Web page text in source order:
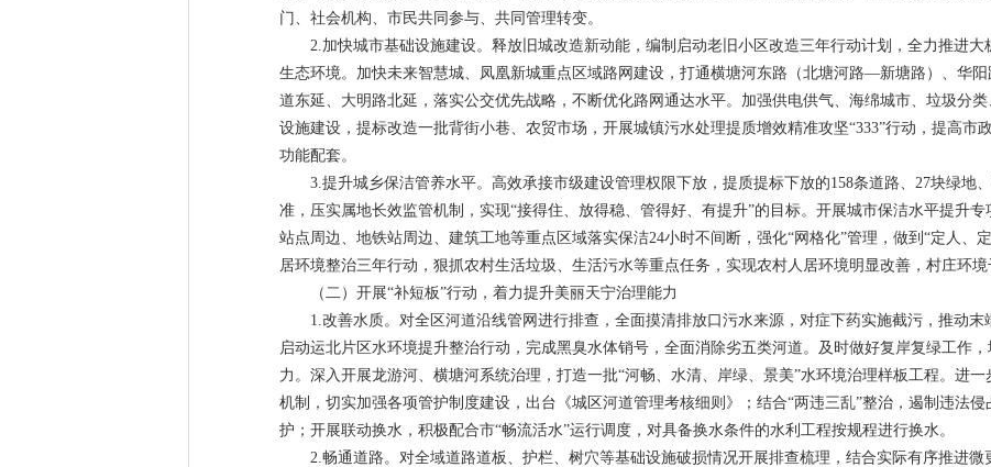
门、社会机构、市民共同参与、共同管理转变。
2.加快城市基础设施建设。释放旧城改造新动能，编制启动老旧小区改造三年行动计划，全力推进
生态环境。加快未来智慧城、凤凰新城重点区域路网建设，打通横塘河东路（北塘河路—新塘路）、华
道东延、大明路北延，落实公交优先战略，不断优化路网通达水平。加强供电供气、海绵城市、垃圾分
设施建设，提标改造一批背街小巷、农贸市场，开展城镇污水处理提质增效精准攻坚“333”行动，提高市
功能配套。
3.提升城乡保洁管养水平。高效承接市级建设管理权限下放，提质提标下放的158条道路、27块绿地
准，压实属地长效监管机制，实现“接得住、放得稳、管得好、有提升”的目标。开展城市保洁水平提升
站点周边、地铁站周边、建筑工地等重点区域落实保洁24小时不间断，强化“网格化”管理，做到“定人、
居环境整治三年行动，狠抓农村生活垃圾、生活污水等重点任务，实现农村人居环境明显改善，村庄环境
（二）开展“补短板”行动，着力提升美丽天宁治理能力
1.改善水质。对全区河道沿线管网进行排查，全面摸清排放口污水来源，对症下药实施截污，推动末
启动运北片区水环境提升整治行动，完成黑臭水体销号，全面消除劣五类河道。及时做好复岸复绿工作
力。深入开展龙游河、横塘河系统治理，打造一批“河畅、水清、岸绿、景美”水环境治理样板工程。进一
机制，切实加强各项管护制度建设，出台《城区河道管理考核细则》；结合“两违三乱”整治，遏制违法
护；开展联动换水，积极配合市“畅流活水”运行调度，对具备换水条件的水利工程按规程进行换水。
2.畅通道路。对全域道路道板、护栏、树穴等基础设施破损情况开展排查梳理，结合实际有序推进微